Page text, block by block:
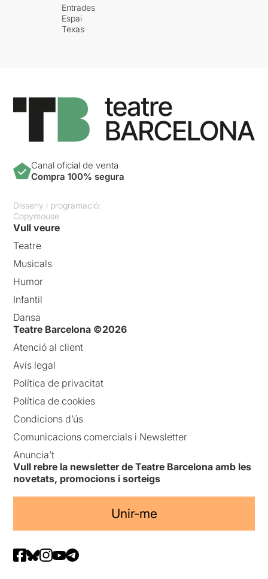
Entrades
Espai
Texas
Canal oficial de venta
Compra 100% segura
Disseny i programació:
Copymouse
Vull veure
Teatre
Musicals
Humor
Infantil
Dansa
Teatre Barcelona ©2026
Atenció al client
Avís legal
Política de privacitat
Política de cookies
Condicions d’ús
Comunicacions comercials i Newsletter
Anuncia’t
Vull rebre la newsletter de Teatre Barcelona amb les
novetats, promocions i sorteigs
Unir-me